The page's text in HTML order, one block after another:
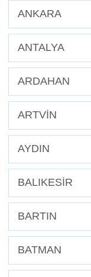
ANKARA
ANTALYA
ARDAHAN
ARTVİN
AYDIN
BALIKESİR
BARTIN
BATMAN